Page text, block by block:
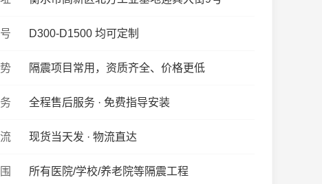
D300-D1500 均可定制
隔震项目常用，资质齐全、价格更低
全程售后服务 · 免费指导安装
现货当天发 · 物流直达
所有医院/学校/养老院等隔震工程